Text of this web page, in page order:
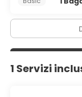
1 Servizi